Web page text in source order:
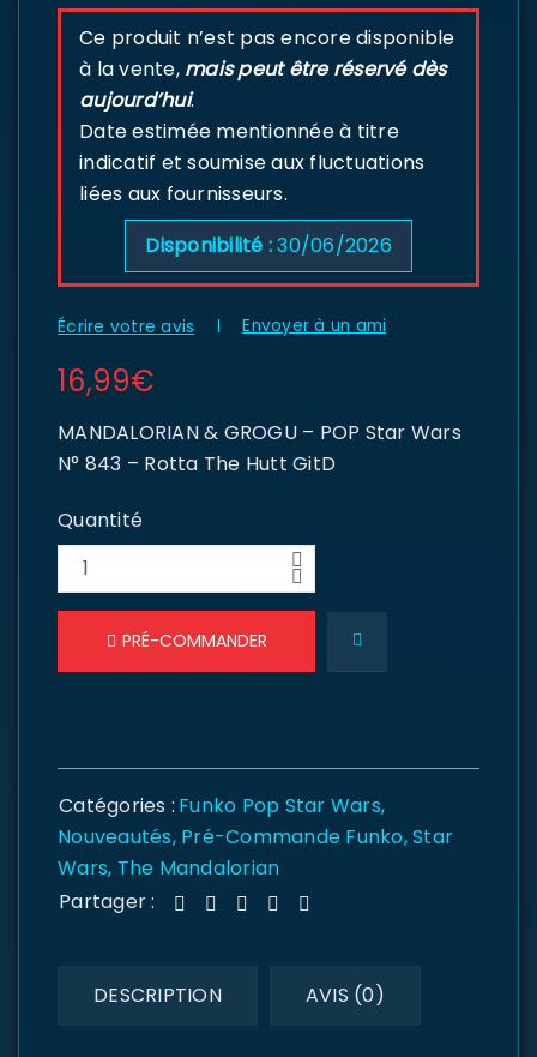
Ce produit n’est pas encore disponible
à la vente, mais peut être réservé dès
aujourd’hui.
Date estimée mentionnée à titre
indicatif et soumise aux fluctuations
liées aux fournisseurs.
Disponibilité :30/06/2026
Écrire votre avis Envoyer à un ami
16,99€
MANDALORIAN & GROGU – POP Star Wars
N° 843 – Rotta The Hutt GitD
Quantité
PRÉ-COMMANDER
Catégories : Funko Pop Star Wars,
Nouveautés, Pré-Commande Funko,Star
Wars, The Mandalorian
Partager :
DESCRIPTION AVIS (0)